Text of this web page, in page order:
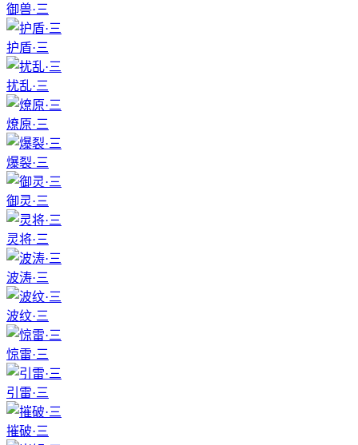
御兽·三
护盾·三
扰乱·三
燎原·三
爆裂·三
御灵·三
灵将·三
波涛·三
波纹·三
惊雷·三
引雷·三
摧破·三